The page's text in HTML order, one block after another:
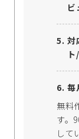
ビ
対
毎
無料
す。
して